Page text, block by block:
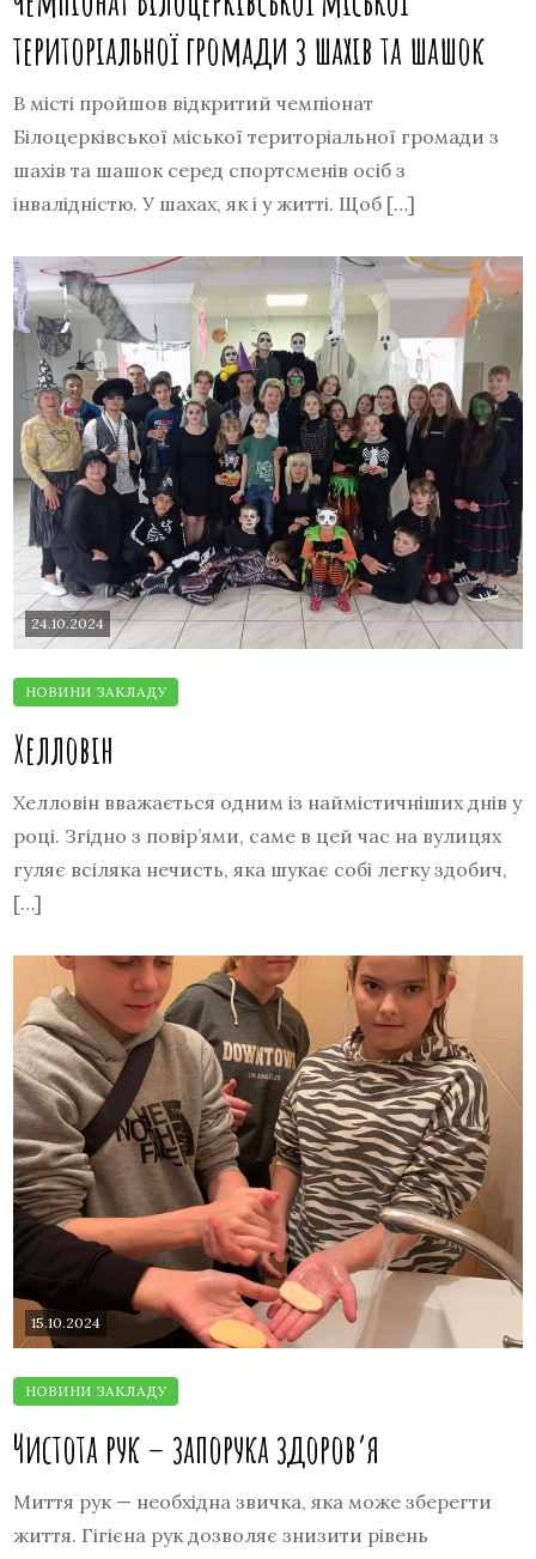
територіальної громади з шахів та шашок
В місті пройшов відкритий чемпіонат
Білоцерківської міської територіальної громади з
шахів та шашок серед спортсменів осіб з
інвалідністю. У шахах, як і у житті. Щоб […]
24.10.2024
Хелловін
Хелловін вважається одним із наймістичніших днів у
році. Згідно з повір’ями, саме в цей час на вулицях
гуляє всіляка нечисть, яка шукає собі легку здобич,
[…]
15.10.2024
Чистота рук – запорука здоров’я
Миття рук — необхідна звичка, яка може зберегти
життя. Гігієна рук дозволяє знизити рівень